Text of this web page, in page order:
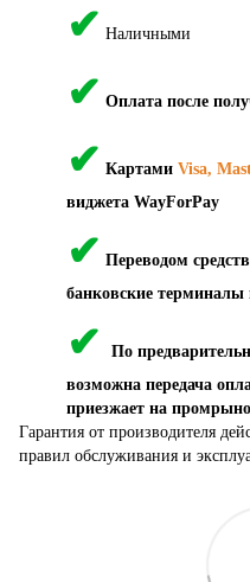
✔ Наличными
✔ Оплата после
✔ Картами Visa,
виджета WayForPay
✔ Переводом
банковские терминалы
✔
По
возможна передача
приезжает на
Гарантия от производителя
правил обслуживания и